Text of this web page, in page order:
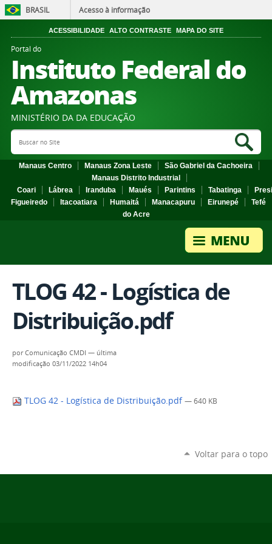
BRASIL Acesso à informação
ACESSIBILIDADE ALTO CONTRASTE MAPA DO SITE
Portal do
Instituto Federal do
Amazonas
MINISTÉRIO DA DA EDUCAÇÃO
Search Site
Manaus Centro Manaus Zona Leste
São Gabriel da Cachoeira
Manaus Distrito Industrial
Coari
Lábrea Iranduba Maués Parintins Tabatinga
Figueiredo
Itacoatiara Humaitá Manacapuru Eirunepé
Tefé
do Acre
TLOG 42 - Logística de
Distribuição.pdf
porComunicação CMDI — última
modificação 03/11/2022 14h04
TLOG 42 - Logística de Distribuição.pdf — 640 KB
Voltar para o topo